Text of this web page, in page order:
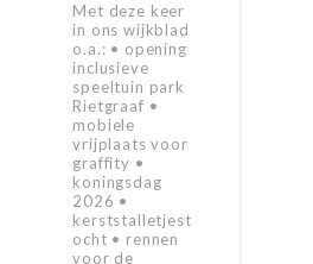
Met deze keer
in ons wijkblad
o.a.: • opening
inclusieve
speeltuin park
Rietgraaf •
mobiele
vrijplaats voor
graffity •
koningsdag
2026 •
kerststalletjest
ocht • rennen
voor de